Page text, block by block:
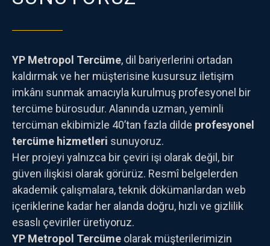
YP Metropol Tercüme, dil bariyerlerini ortadan
kaldırmak ve her müşterisine kusursuz iletişim
imkânı sunmak amacıyla kurulmuş profesyonel bir
tercüme bürosudur. Alanında uzman, yeminli
tercüman ekibimizle 40’tan fazla dilde profesyonel
tercüme hizmetleri sunuyoruz.
Her projeyi yalnızca bir çeviri işi olarak değil, bir
güven ilişkisi olarak görürüz. Resmî belgelerden
akademik çalışmalara, teknik dökümanlardan web
içeriklerine kadar her alanda doğru, hızlı ve gizlilik
esaslı çeviriler üretiyoruz.
YP Metropol Tercüme olarak müşterilerimizin